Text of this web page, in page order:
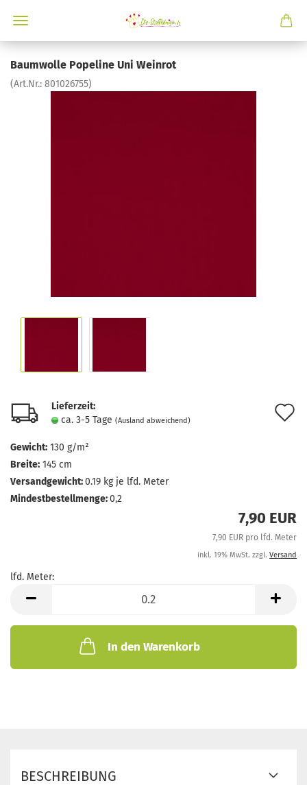
Baumwolle Popeline Uni Weinrot
(Art.Nr.: 801026755)
Lieferzeit:
ca. 3-5 Tage (Ausland abweichend)
Gewicht: 130 g/m²
Breite: 145 cm
Versandgewicht:0.19 kg je lfd. Meter
Mindestbestellmenge:0,2
7,90 EUR
7,90 EUR pro lfd. Meter
inkl. 19% MwSt. zzgl. Versand
lfd. Meter:
Meter
In den Warenkorb
BESCHREIBUNG